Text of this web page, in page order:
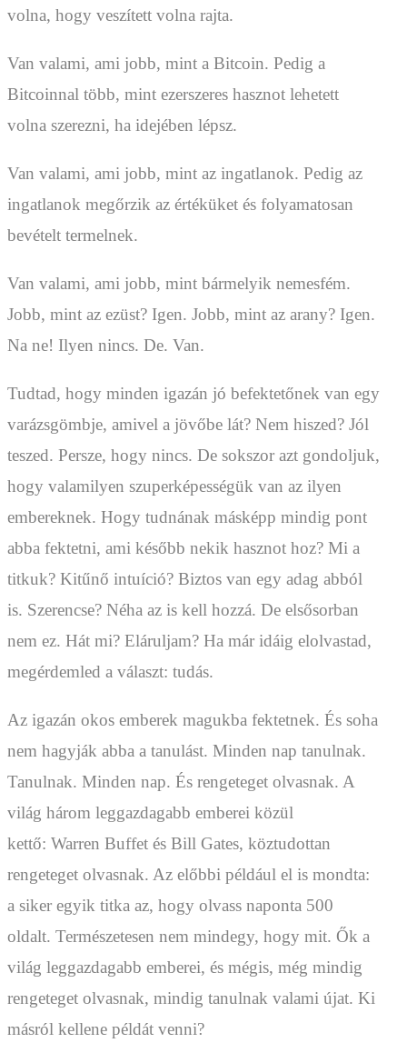
volna, hogy veszített volna rajta.
Van valami, ami jobb, mint a Bitcoin. Pedig a
Bitcoinnal több, mint ezerszeres hasznot lehetett
volna szerezni, ha idejében lépsz.
Van valami, ami jobb, mint az ingatlanok. Pedig az
ingatlanok megőrzik az értéküket és folyamatosan
bevételt termelnek.
Van valami, ami jobb, mint bármelyik nemesfém.
Jobb, mint az ezüst? Igen. Jobb, mint az arany? Igen.
Na ne! Ilyen nincs. De. Van.
Tudtad, hogy minden igazán jó befektetőnek van egy
varázsgömbje, amivel a jövőbe lát? Nem hiszed? Jól
teszed. Persze, hogy nincs. De sokszor azt gondoljuk,
hogy valamilyen szuperképességük van az ilyen
embereknek. Hogy tudnának másképp mindig pont
abba fektetni, ami később nekik hasznot hoz? Mi a
titkuk? Kitűnő intuíció? Biztos van egy adag abból
is. Szerencse? Néha az is kell hozzá. De elsősorban
nem ez. Hát mi? Eláruljam? Ha már idáig elolvastad,
megérdemled a választ: tudás.
Az igazán okos emberek magukba fektetnek. És soha
nem hagyják abba a tanulást. Minden nap tanulnak.
Tanulnak. Minden nap. És rengeteget olvasnak. A
világ három leggazdagabb emberei közül
kettő: Warren Buffet és Bill Gates, köztudottan
rengeteget olvasnak. Az előbbi például el is mondta:
a siker egyik titka az, hogy olvass naponta 500
oldalt. Természetesen nem mindegy, hogy mit. Ők a
világ leggazdagabb emberei, és mégis, még mindig
rengeteget olvasnak, mindig tanulnak valami újat. Ki
másról kellene példát venni?